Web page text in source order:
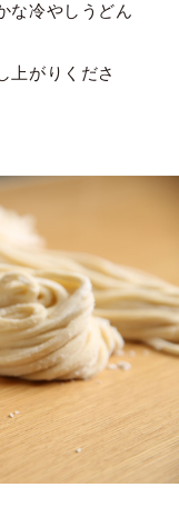
な冷やしうどん
上がりくださ